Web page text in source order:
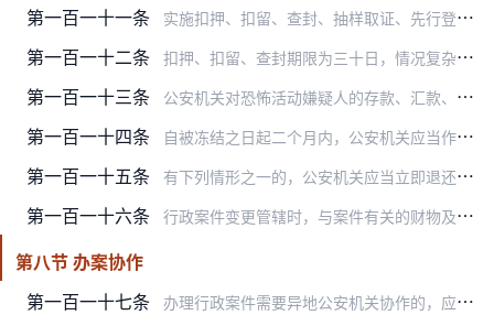
第一百一十一条 实施扣押、扣留、查封、抽样取证、先行登记保存等证据保全措施时，应当会同当事人查点清楚，制作并当场交付证据保全决定书。必要时，应当对采取证据保全措施的证据进行拍照…
第一百一十二条 扣押、扣留、查封期限为三十日，情况复杂的，经县级以上公安机关负责人批准，可以延长三十日；法律、行政法规另有规定的除外。延长扣押、扣留、查封期限的，应当及时书面告…
第一百一十三条 公安机关对恐怖活动嫌疑人的存款、汇款、债券、股票、基金份额等财产采取冻结措施的，应当经县级以上公安机关负责人批准，向金融机构交付冻结通知书。
第一百一十四条 自被冻结之日起二个月内，公安机关应当作出处理决定或者解除冻结；情况复杂的，经上一级公安机关负责人批准，可以延长一个月。
第一百一十五条 有下列情形之一的，公安机关应当立即退还财物，并由当事人签名确认；不涉及财物退还的，应当书面通知当事人解除证据保全：
第一百一十六条 行政案件变更管辖时，与案件有关的财物及其孳息应当随案移交，并书面告知当事人。移交时，由接收人、移交人当面查点清楚，并在交接单据上共同签名。
第八节 办案协作
第一百一十七条
办理行政案件需要异地公安机关协作的，应当制作办案协作函件。负责协作的公安机关接到请求协作的函件后，应当办理。